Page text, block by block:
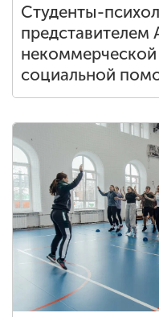
Студенты-
представителем
социальной